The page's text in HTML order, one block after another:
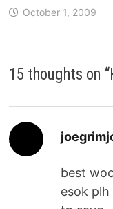
October 1, 2009
15 thoughts on “
best
esok